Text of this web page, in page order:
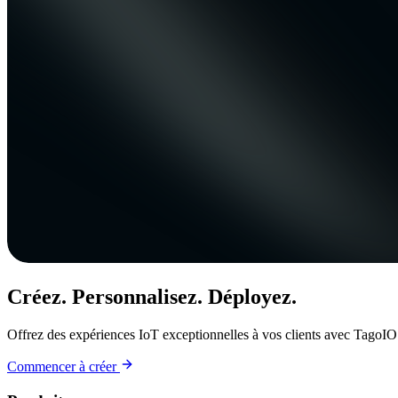
Créez. Personnalisez. Déployez.
Offrez des expériences IoT exceptionnelles à vos clients avec
Commencer à créer